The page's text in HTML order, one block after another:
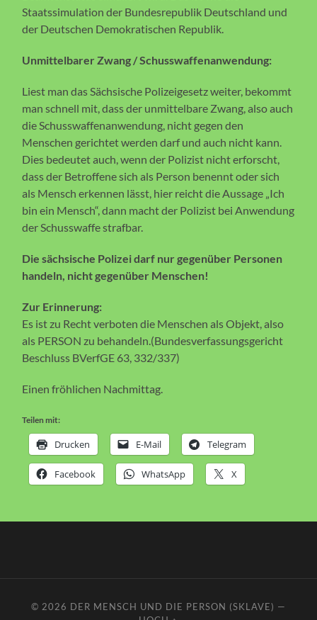
Staatssimulation der Bundesrepublik Deutschland und
der Deutschen Demokratischen Republik.
Unmittelbarer Zwang / Schusswaffenanwendung:
Liest man das Sächsische Polizeigesetz weiter, bekommt
man schnell mit, dass der unmittelbare Zwang, also auch
die Schusswaffenanwendung, nicht gegen den
Menschen gerichtet werden darf und auch nicht kann.
Dies bedeutet auch, wenn der Polizist nicht erforscht,
dass der Betroffene sich als Person benennt oder sich
als Mensch erkennen lässt, hier reicht die Aussage „Ich
bin ein Mensch“, dann macht der Polizist bei Anwendung
der Schusswaffe strafbar.
Die sächsische Polizei darf nur gegenüber Personen
handeln, nicht gegenüber Menschen!
Zur Erinnerung:
Es ist zu Recht verboten die Menschen als Objekt, also
als PERSON zu behandeln.(Bundesverfassungsgericht
Beschluss BVerfGE 63, 332/337)
Einen fröhlichen Nachmittag.
Teilen mit:
Drucken E-Mail Telegram
Facebook WhatsApp X
© 2026 DER MENSCH UND DIE PERSON (SKLAVE) —